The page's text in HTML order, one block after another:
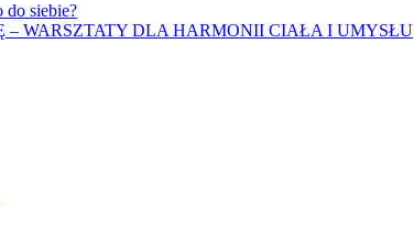
do siebie?
– WARSZTATY DLA HARMONII CIAŁA I UMYSŁU